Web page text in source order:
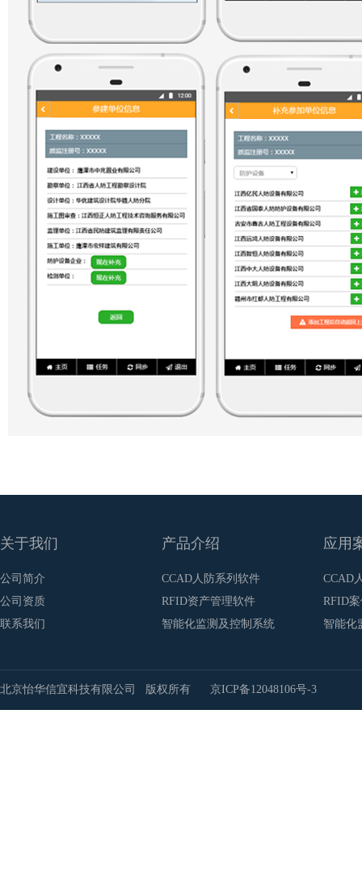
关于我们 产品介绍 应用
公司简介
公司资质
联系我们
CCAD人防系列软件
RFID资产管理软件
智能化监测及控制系统
CCAD
RFID
智能化
北京怡华信宜科技有限公司 版权所有 京ICP备12048106号-3